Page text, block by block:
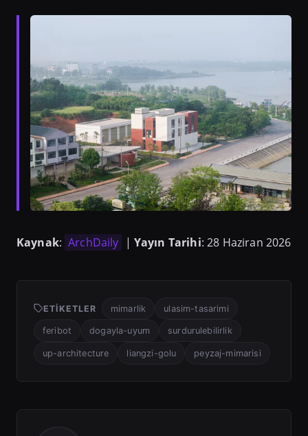
Kaynak: ArchDaily | Yayın Tarihi: 28 Haziran 2026
ETIKETLER mimarlik ulasim-tasarimi
feribot dogayla-uyum surdurulebilirlik
up-architecture liangzi-golu peyzaj-mimarisi